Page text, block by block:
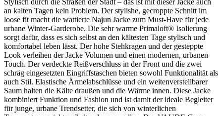
Stylisch durch die Straßen der Stadt – das ist mit dieser Jacke auch
an kalten Tagen kein Problem. Der stylishe, gecroppte Schnitt im
loose fit macht die wattierte Najun Jacke zum Must-Have für jede
urbane Winter-Garderobe. Die sehr warme Primaloft® Isolierung
sorgt dafür, dass es sich selbst an den kältesten Tage stylisch und
komfortabel leben lässt. Der hohe Stehkragen und der gesteppte
Look verleihen der Jacke Volumen und einen modernen, urbanen
Touch. Der verdeckte Reißverschluss in der Front und die zwei
schräg eingesetzten Eingriffstaschen bieten sowohl Funktionalität als
auch Stil. Elastische Ärmelabschlüsse und ein weitenverstellbarer
Saum halten die Kälte draußen und die Wärme innen. Diese Jacke
kombiniert Funktion und Fashion und ist damit der ideale Begleiter
für junge, urbane Trendsetter, die sich von winterlichen